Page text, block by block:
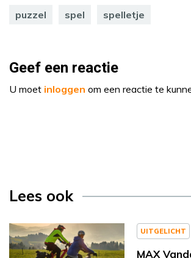
puzzel spel spelletje
Geef een reactie
U moet inloggen om een reactie te
Lees ook
UITGELICHT
MAX